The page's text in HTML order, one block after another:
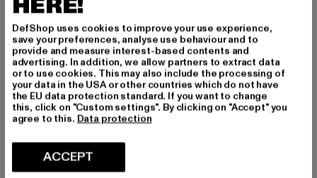
Kat.: Trousers - Sweat
Farbe: schwarz
Hersteller Farbe: black
Materialzusammensetzung: 70% Baumwolle, 30%
Polyester
Art.Nr: W212B216-00007
support@morotai.com
Seeweg 5 | 23777 Heringsdorf | DE
DefShop uses cookies to improve your use experience,
save your preferences, analyse use behaviour and to
provide and measure interest-based contents and
advertising. In addition, we allow partners to extract data
or to use cookies. This may also include the processing of
your data in the USA or other countries which do not have
the EU data protection standard. If you want to change
this, click on "Custom settings". By clicking on "Accept" you
agree to this. Data protection
ACCEPT